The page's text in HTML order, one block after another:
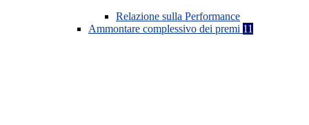
Relazione sulla Performance
Ammontare complessivo dei premi 11